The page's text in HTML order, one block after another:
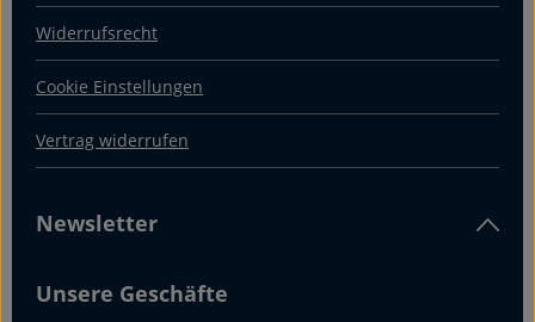
Widerrufsrecht
Cookie Einstellungen
Vertrag widerrufen
Newsletter
Unsere Geschäfte